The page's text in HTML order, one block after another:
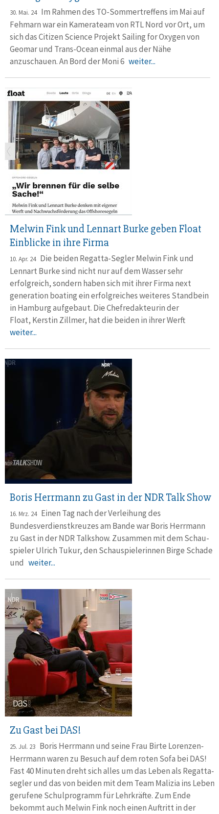
30. Mai. 24Im Rahmen des TO-Sommertreffens im Mai auf
Fehmarn war ein Kamerateam von RTL Nord vor Ort, um
sich das Citizen Science Projekt Sailing for Oxygen von
Geomar und Trans-Ocean einmal aus der Nähe
anzuschauen. An Bord der Moni 6 weiter...
Melwin Fink und Lennart Burke geben Float
Einblicke in ihre Firma
10. Apr. 24Die beiden Regatta-Segler Melwin Fink und
Lennart Burke sind nicht nur auf dem Wasser sehr
erfolgreich, sondern haben sich mit ihrer Firma next
generation boating ein erfolgreiches weiteres Standbein
in Hamburg aufgebaut. Die Chefredakteurin der
Float, Kerstin Zillmer, hat die beiden in ihrer Werft
weiter...
Boris Herrmann zu Gast in der NDR Talk Show
16. Mrz. 24Einen Tag nach der Verleihung des
Bundesverdienst­kreuzes am Bande war Boris Herrmann
zu Gast in der NDR Talkshow. Zusam­men mit dem Schau­
spieler Ulrich Tukur, den Schau­spiele­rinnen Birge Schade
und weiter...
Zu Gast bei DAS!
25. Jul. 23 Boris Herrmann und seine Frau Birte Lorenzen-
Herrmann waren zu Besuch auf dem roten Sofa bei DAS!
Fast 40 Minuten dreht sich alles um das Leben als Regatta­
segler und das von bei­den mit dem Team Malizia ins Leben
gerufene Schul­programm für Lehr­kräfte. Zum Ende
bekommt auch Melwin Fink noch einen Auf­tritt in der